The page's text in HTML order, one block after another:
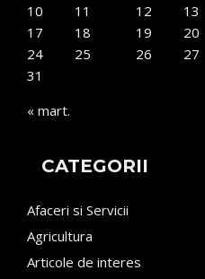
10
11 12 13
17
18 19 20
24
25 26 27
31
« mart.
CATEGORII
Afaceri si Servicii
Agricultura
Articole de interes